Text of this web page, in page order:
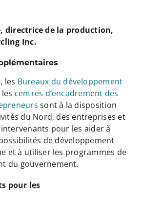
directrice de la production,
Inc.
, les Bureaux du développement
centres d’encadrement des
sont à la disposition
du Nord, des entreprises et
pour les aider à
de développement
et à utiliser les programmes de
du gouvernement.
pour les